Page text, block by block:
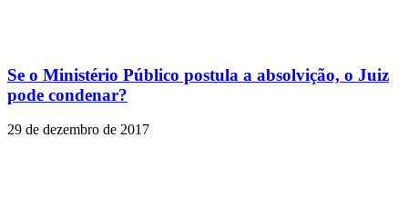
Se o Ministério Público postula a absolvição, o Juiz
pode condenar?
29 de dezembro de 2017